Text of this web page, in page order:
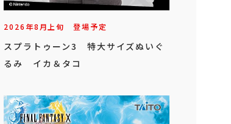
2026年8月上旬 登場予定
スプラトゥーン3 特大サイズぬいぐ
るみ イカ＆タコ